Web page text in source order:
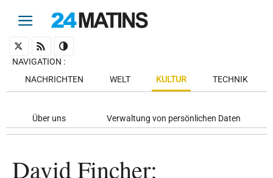
NAVIGATION :
NACHRICHTEN
WELT KULTUR TECHNIK
Über uns Verwaltung von persönlichen Daten
David Fincher: